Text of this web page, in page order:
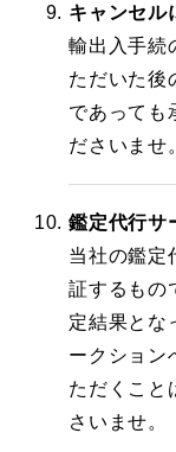
キャンセル
輸出入手続
ただいた後
であっても
ださいませ
鑑定代行サ
当社の鑑定
証するもの
定結果とな
ークション
ただくこと
さいませ。